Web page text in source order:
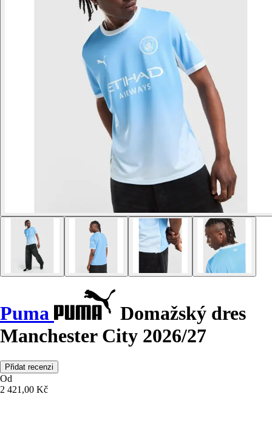
Puma
Domažský dres
Manchester City 2026/27
Přidat recenzi
Od
2 421,00 Kč